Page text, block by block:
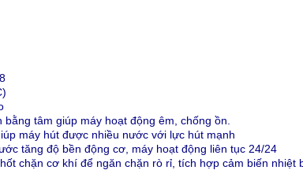
tâm giúp máy hoạt động êm, chống ồn.
máy hút được nhiều nước với lực hút mạnh
tăng độ bền động cơ, máy hoạt động liên tục 24/24
chặn cơ khí để ngăn chặn rò rỉ, tích hợp cảm biến nhiệt